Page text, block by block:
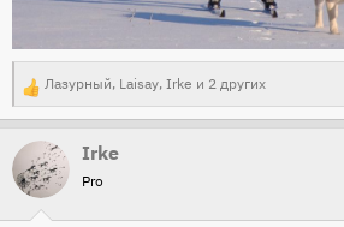
Р
е
а
к
Лазурный, Laisay, Irke и 2 других
Irke
Pro